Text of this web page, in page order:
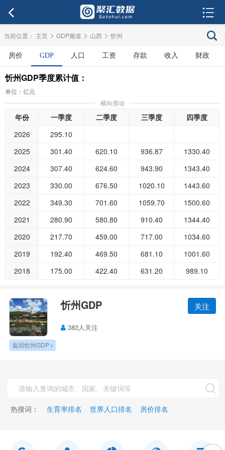
当前位置： 主页 > GDP频道 > 山西 > 忻州
房价 GDP 人口 工资 存款 收入 财政
忻州GDP季度累计值：
单位：亿元
横向滑动
年份 一季度 二季度 三季度
四季度
2026
295.10
2025
301.40 620.10 936.87
1330.40
2024
307.40 624.60 943.90
1343.40
2023
330.00 676.50 1020.10
1443.60
2022
349.30 701.60 1059.70
1500.60
2021
280.90 580.80 910.40
1344.40
2020
217.70 459.00 717.00
1034.60
2019
192.40 469.50 681.10
1001.60
2018
175.00 422.40 631.20 989.10
忻州GDP 关注
383人关注
返回忻州GDP
热搜词： 生育率排名 世界人口排名 房价排名